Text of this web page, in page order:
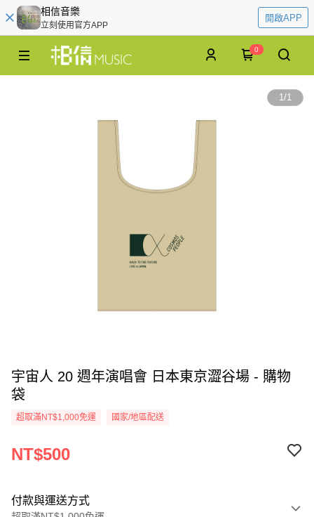
相信音樂
立刻使用官方APP
開啟APP
0
1/1
宇宙人 20 週年演唱會 日本東京澀谷場 - 購物
袋
超取滿NT$1,000免運 國家/地區配送
NT$500
付款與運送方式